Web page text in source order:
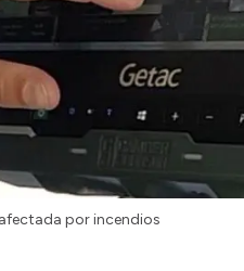
por incendios